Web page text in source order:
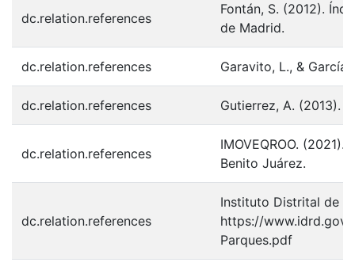
dc.relation.references
Fontán, S. (2012).
de Madrid.
dc.relation.references Garavito, L., &
dc.relation.references Gutierrez, A. (2013).
dc.relation.references
IMOVEQROO.
Benito Juárez.
dc.relation.references
Instituto Distrital de
https://
Parques.pdf